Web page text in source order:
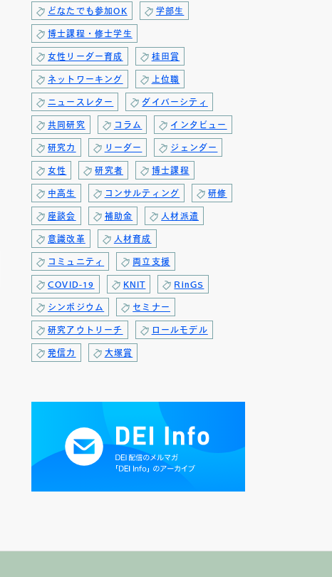
どなたでも参加OK 学部生
博士課程・修士学生
女性リーダー育成 桂田賞
ネットワーキング 上位職
ニュースレター ダイバーシティ
共同研究 コラム インタビュー
研究力 リーダー ジェンダー
女性 研究者 博士課程
中高生 コンサルティング 研修
座談会 補助金 人材派遣
意識改革 人材育成
コミュニティ 両立支援
COVID-19 KNIT RinGS
シンポジウム セミナー
研究アウトリーチ ロールモデル
発信力 大塚賞